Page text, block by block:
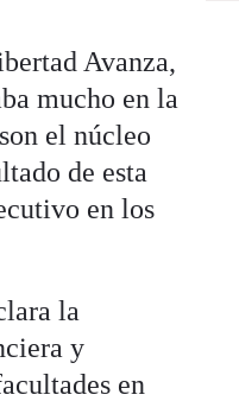
Avanza,
mucho en la
el núcleo
de esta
en los
la
y
en